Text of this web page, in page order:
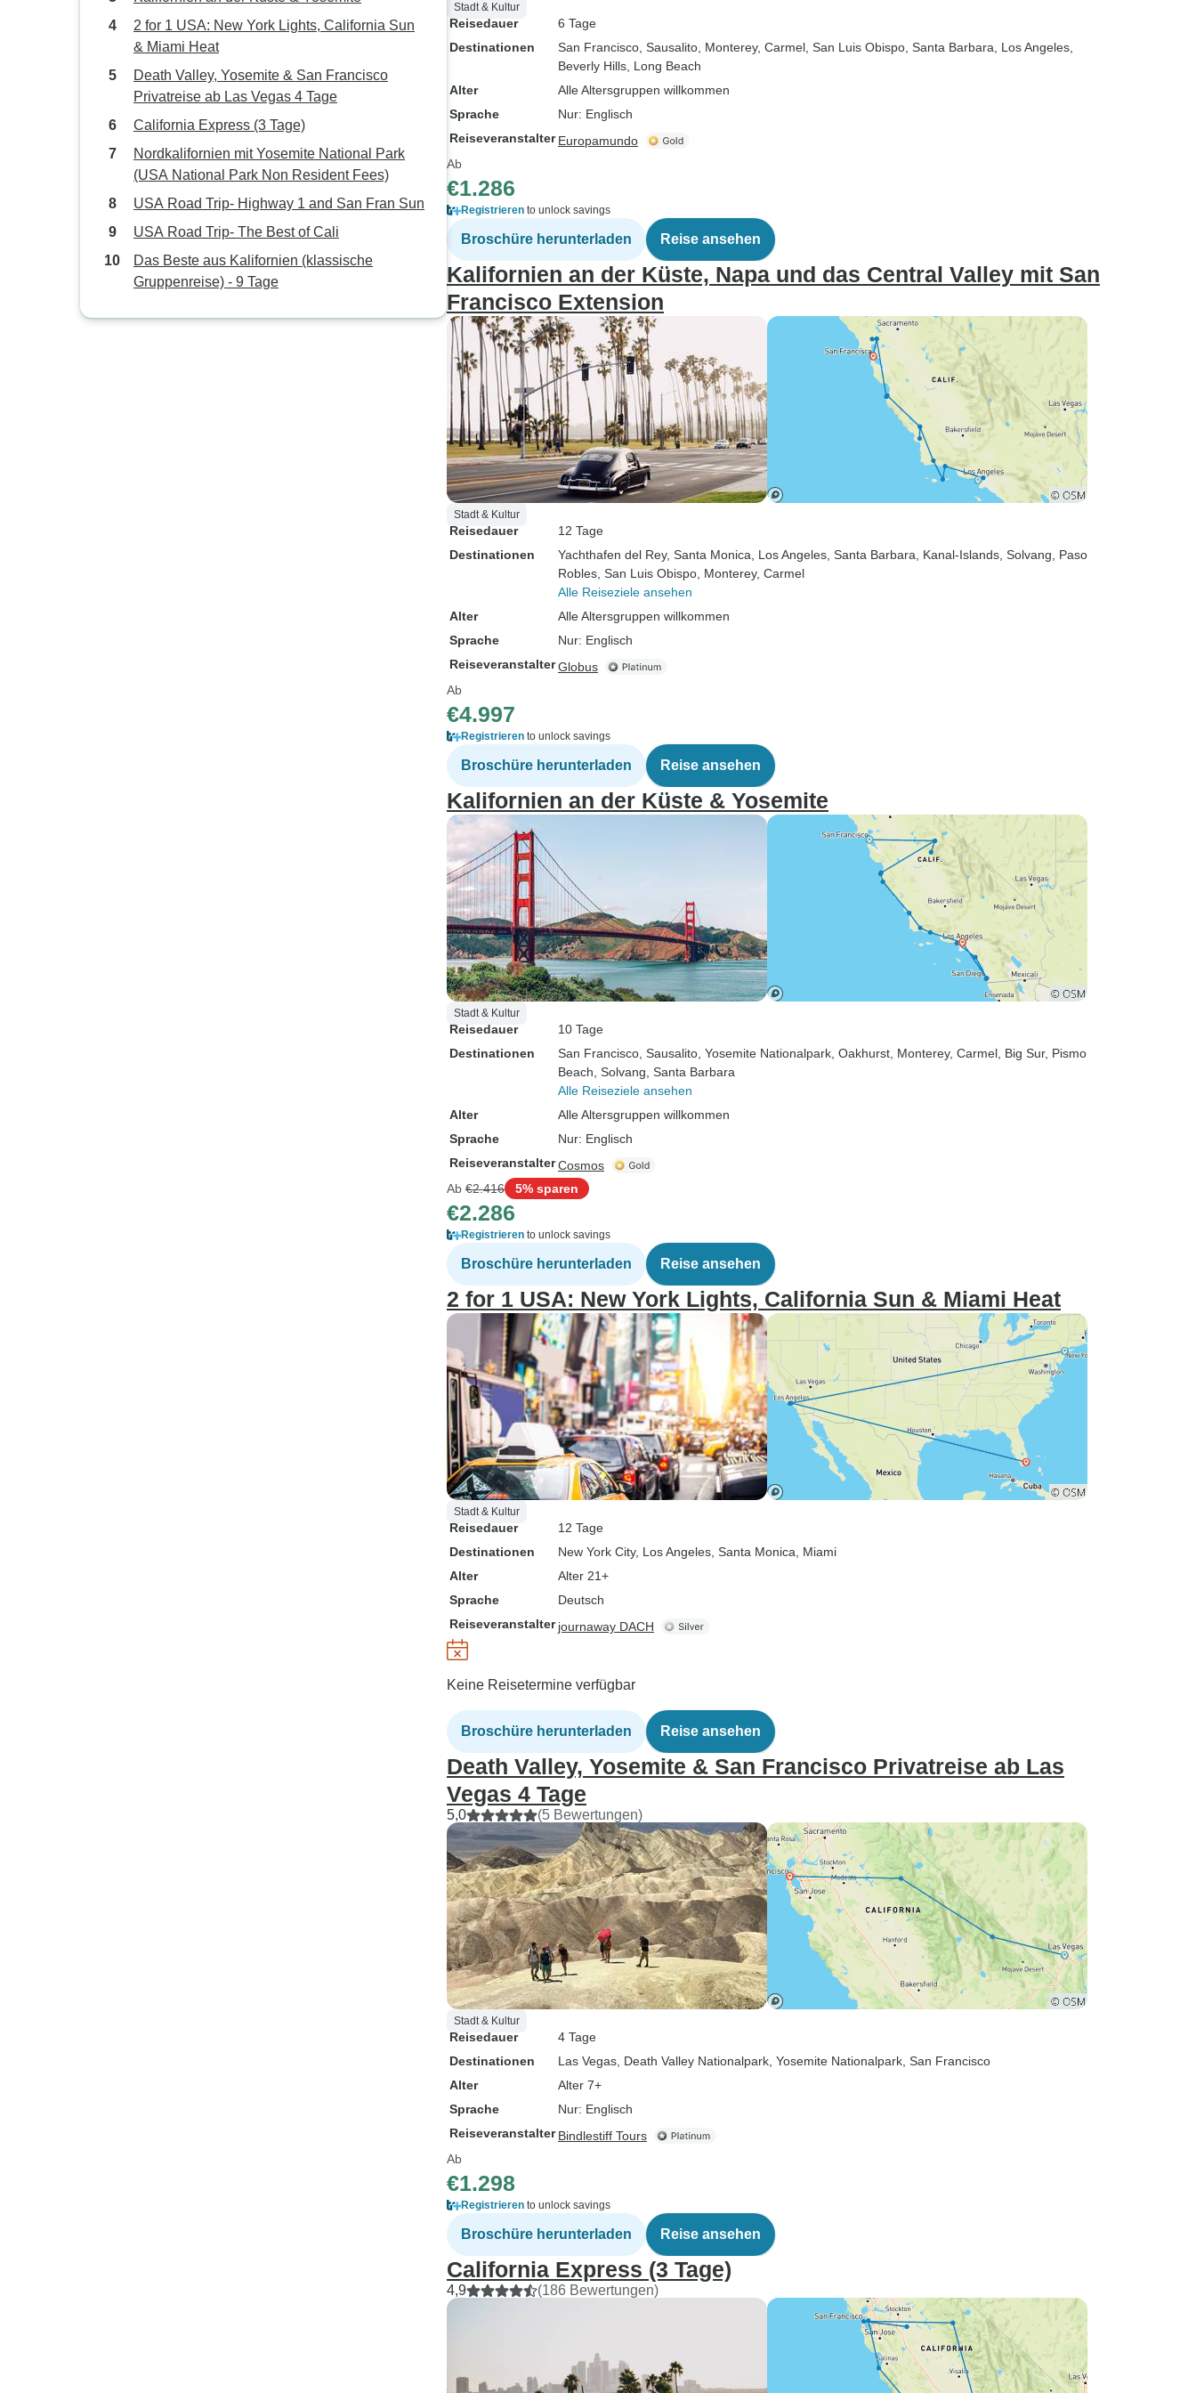
2 for 1 USA: New York Lights, California Sun
& Miami Heat
Death Valley, Yosemite & San Francisco
Privatreise ab Las Vegas 4 Tage
California Express (3 Tage)
Nordkalifornien mit Yosemite National Park
(USA National Park Non Resident Fees)
USA Road Trip- Highway 1 and San Fran Sun
USA Road Trip- The Best of Cali
Das Beste aus Kalifornien (klassische
Gruppenreise) - 9 Tage
Stadt & Kultur
Reisedauer
6 Tage
Destinationen
San Francisco , Sausalito , Monterey, Carmel , San Luis Obispo , Santa Barbara , Los Angeles
Beverly Hills , Long Beach
Alter
Alle Altersgruppen willkommen
Sprache
Nur: Englisch
Reiseveranstalter Europamundo
Ab
€1.286
Registrieren to unlock savings
Broschüre herunterladen Reise ansehen
Kalifornien an der Küste, Napa und das Central Valley mit San
Francisco Extension
Stadt & Kultur
Reisedauer
12 Tage
Destinationen
Yachthafen del Rey, Santa Monica , Los Angeles , Santa Barbara , Kanal-Islands , Solvang , Paso
Robles , San Luis Obispo , Monterey, Carmel
Alle Reiseziele ansehen
Alter
Alle Altersgruppen willkommen
Sprache
Nur: Englisch
ReiseveranstalterGlobus
Ab
€4.997
Registrieren to unlock savings
Broschüre herunterladen Reise ansehen
Kalifornien an der Küste & Yosemite
Stadt & Kultur
Reisedauer
10 Tage
Destinationen
San Francisco , Sausalito , Yosemite Nationalpark , Oakhurst , Monterey, Carmel , Big Sur, Pismo
Beach , Solvang , Santa Barbara
Alle Reiseziele ansehen
Alter
Alle Altersgruppen willkommen
Sprache
Nur: Englisch
ReiseveranstalterCosmos
Ab €2.416 5% sparen
€2.286
Registrieren to unlock savings
Broschüre herunterladen Reise ansehen
2 for 1 USA: New York Lights, California Sun & Miami Heat
Stadt & Kultur
Reisedauer
12 Tage
Destinationen
New York City, Los Angeles , Santa Monica , Miami
Alter
Alter 21+
Sprache
Deutsch
Reiseveranstalter journaway DACH
Keine Reisetermine verfügbar
Broschüre herunterladen Reise ansehen
Death Valley, Yosemite & San Francisco Privatreise ab Las
Vegas 4 Tage
5,0 (5 Bewertungen)
Stadt & Kultur
Reisedauer
4 Tage
Destinationen
Las Vegas , Death Valley Nationalpark , Yosemite Nationalpark , San Francisco
Alter
Alter 7+
Sprache
Nur: Englisch
Reiseveranstalter Bindlestiff Tours
Ab
€1.298
Registrieren to unlock savings
Broschüre herunterladen Reise ansehen
California Express (3 Tage)
4,9 (186 Bewertungen)